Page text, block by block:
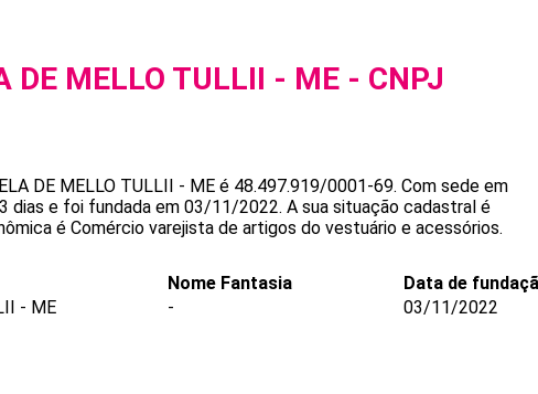
DE MELLO TULLII - ME - CNPJ
DE MELLO TULLII - ME é 48.497.919/0001-69. Com sede em
dias e foi fundada em 03/11/2022. A sua situação cadastral é
é Comércio varejista de artigos do vestuário e acessórios.
- ME
Nome Fantasia
-
Data de
03/11/2022